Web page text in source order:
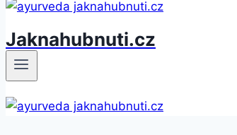
Jaknahubnuti.cz